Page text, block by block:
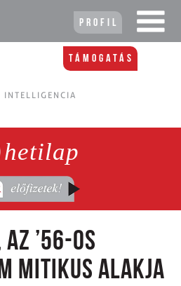
Profil
Támogatás
INTELLIGENCIA
hetilap
’56-os
mitikus alakja